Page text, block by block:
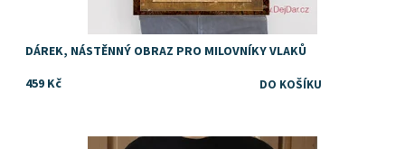
DÁREK, NÁSTĚNNÝ OBRAZ PRO MILOVNÍKY VLAKŮ
459 Kč
Cedule s bankovkou jako personalizovaný dárek